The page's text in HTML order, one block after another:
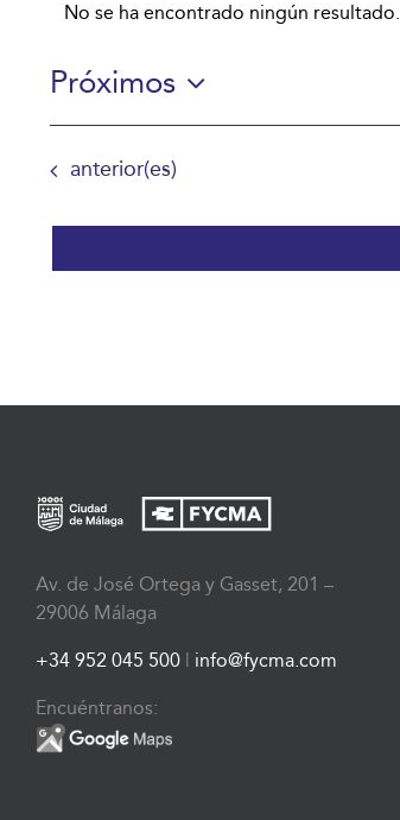
Aviso
No se ha encontrado ningún resultado.
Próximos
Selecciona
fecha.
Eventos
anterior(es)
Av. de José Ortega y Gasset, 201 –
29006 Málaga
+34 952 045 500 | info@fycma.com
Encuéntranos: